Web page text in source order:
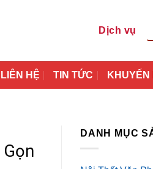
Dịch vụ
LIÊN HỆ TIN TỨC KHUYẾN
DANH MỤC